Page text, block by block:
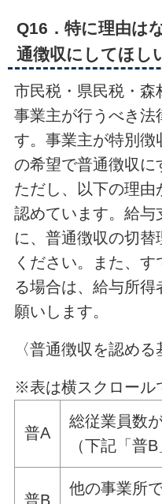
Q16．特に理由は
通徴収にしてほし
市民税・県民税・森
事業主が行うべき法
す。事業主が特別徴
の希望で普通徴収に
ただし、以下の理由
認めています。給与
に、普通徴収の切
ください。また、
る場合は、給与所
願いします。
〈普通徴収を認める
※表は横スクロール
普A
総従業員数
（下記「普
普B
他の事業所